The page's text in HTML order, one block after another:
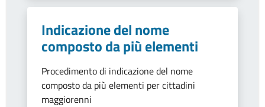
Indicazione del nome
composto da più elementi
Procedimento di indicazione del nome
composto da più elementi per cittadini
maggiorenni